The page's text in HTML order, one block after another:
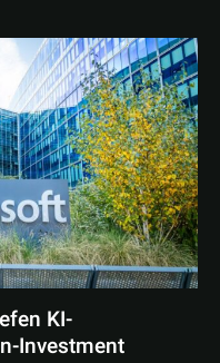
KI-
Investment